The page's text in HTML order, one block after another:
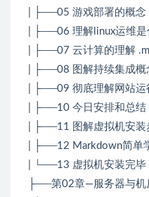
| ├──05 游戏部署的概
| ├──06 理解linux运维
| ├──07 云计算的理解
| ├──08 图解持续集成
| ├──09 彻底理解网站
| ├──10 今日安排和总
| ├──11 图解虚拟机安
| ├──12 Markdown简单
| └──13 虚拟机安装完
├──第02章—服务器与机